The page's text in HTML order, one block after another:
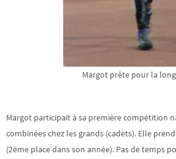
Margot prête pour la
Margot participait à sa première compétition
combinées chez les grands (cadets). Elle
(2ème place dans son année). Pas de temps